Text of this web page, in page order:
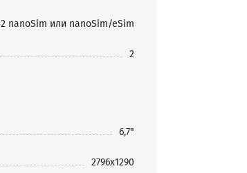
2 nanoSim или nanoSim/eSim
2
6,7"
2796x1290